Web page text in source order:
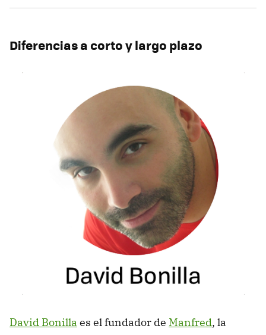
Diferencias a corto y largo plazo
David Bonilla es el fundador de Manfred, la